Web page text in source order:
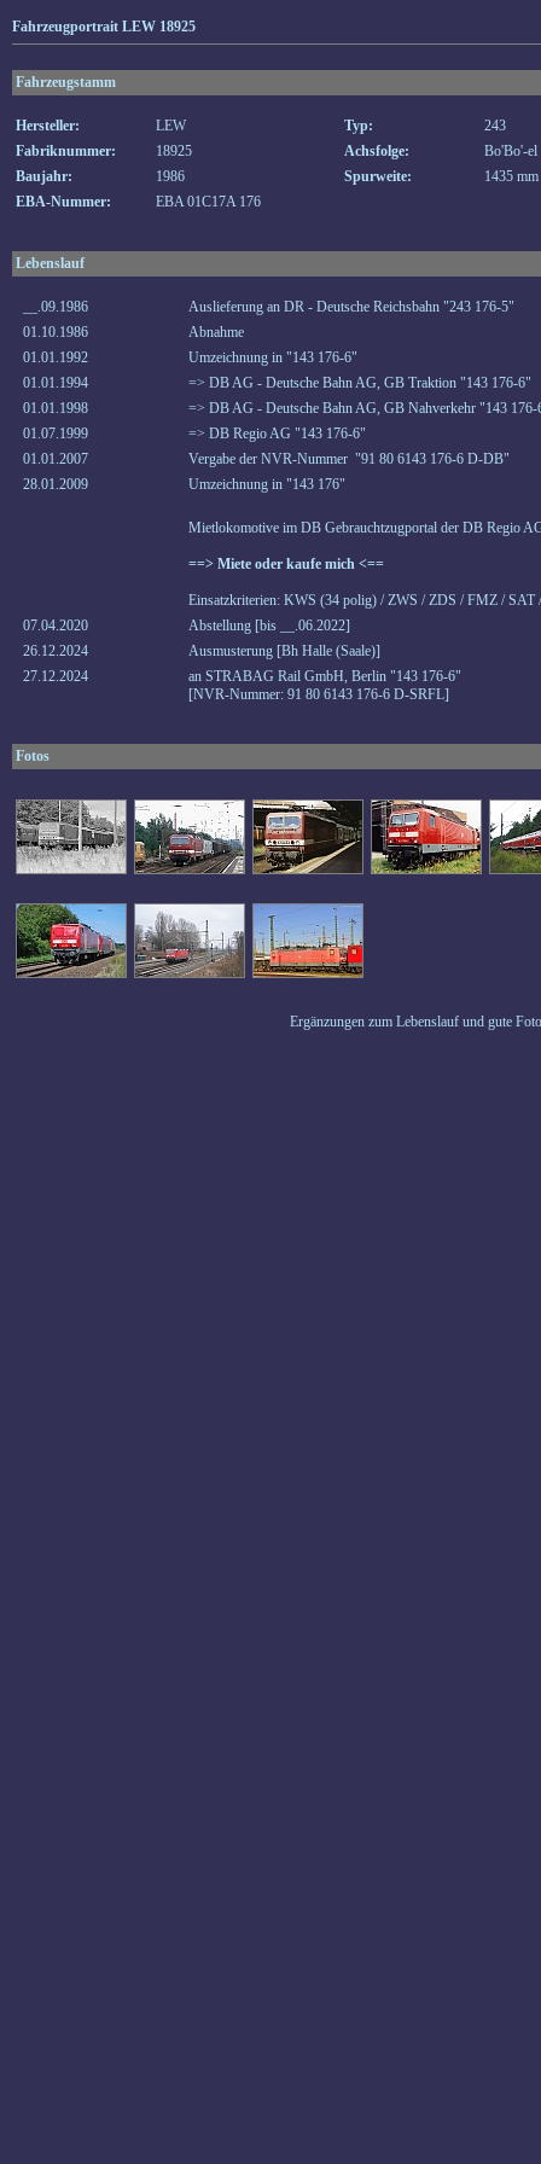
Fahrzeugportrait LEW 18925
Fahrzeugstamm
Hersteller: LEW Typ:
243
Fabriknummer:
18925 Achsfolge:
Bo'Bo'-el
Baujahr:
1986 Spurweite:
1435 mm
EBA-Nummer:
EBA 01C17A 176
Lebenslauf
__.09.1986
Auslieferung an DR - Deutsche Reichsbahn "243 176-5"
01.10.1986
Abnahme
01.01.1992
Umzeichnung in "143 176-6"
01.01.1994
=> DB AG - Deutsche Bahn AG, GB Traktion "143 176-6"
01.01.1998
=> DB AG - Deutsche Bahn AG, GB Nahverkehr "143 176-
01.07.1999
=> DB Regio AG "143 176-6"
01.01.2007
Vergabe der NVR-Nummer "91 80 6143 176-6 D-DB"
28.01.2009
Umzeichnung in "143 176"
Mietlokomotive im DB Gebrauchtzugportal der DB Regio
==> Miete oder kaufe mich <==
Einsatzkriterien: KWS (34 polig) / ZWS / ZDS / FMZ / SAT
07.04.2020
Abstellung [bis __.06.2022]
26.12.2024
Ausmusterung [Bh Halle (Saale)]
27.12.2024
an STRABAG Rail GmbH, Berlin "143 176-6"
[NVR-Nummer: 91 80 6143 176-6 D-SRFL]
Fotos
Ergänzungen zum Lebenslauf und gute